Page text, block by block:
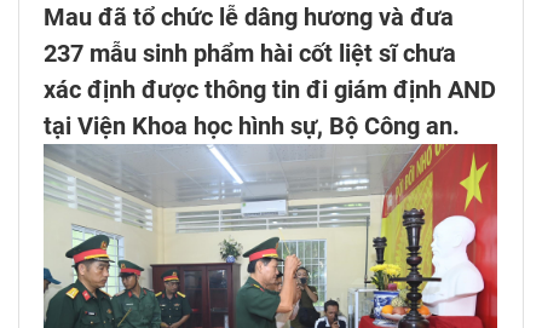
Mau đã tổ chức lễ dâng hương và đưa
237 mẫu sinh phẩm hài cốt liệt sĩ chưa
xác định được thông tin đi giám định AND
tại Viện Khoa học hình sự, Bộ Công an.